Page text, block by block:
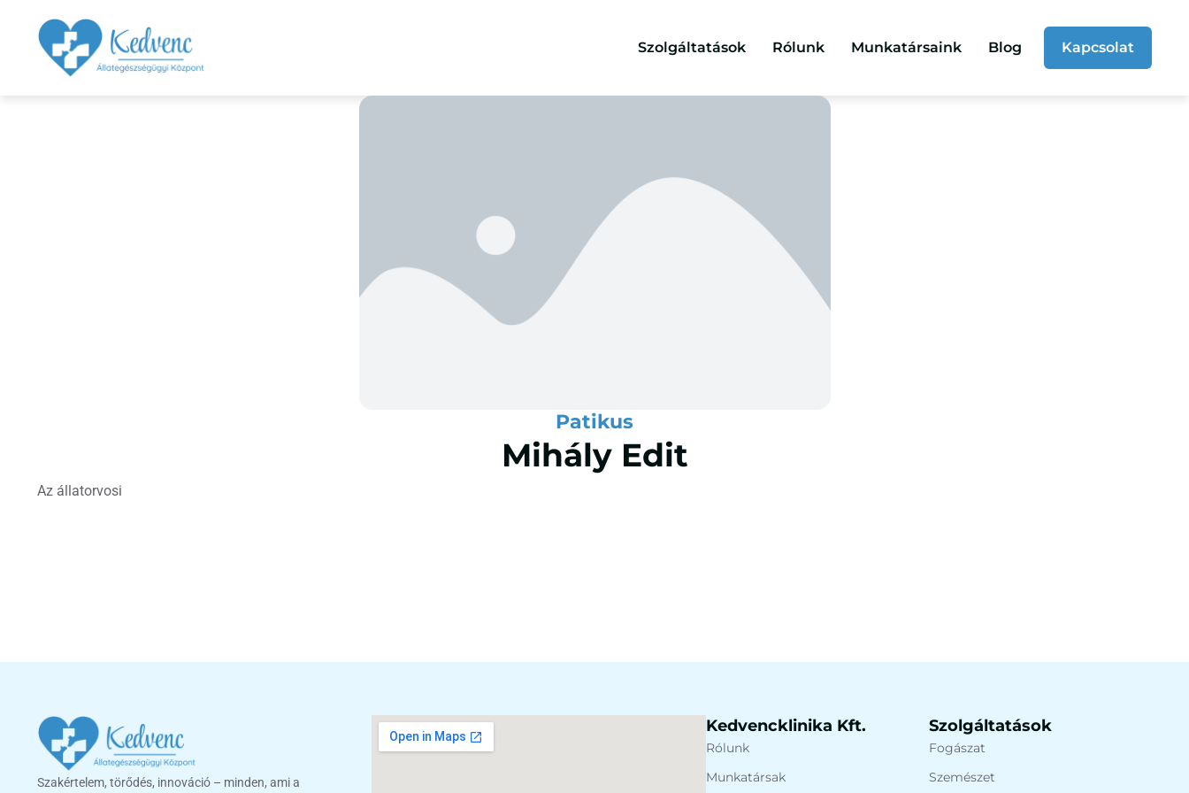
Szolgáltatások Rólunk Munkatársaink Blog Kapcsolat
Patikus
Mihály Edit
Az állatorvosi
Szakértelem, törődés, innováció – minden, ami a
Kedvencklinika Kft.
Rólunk
Munkatársak
Szolgáltatások
Fogászat
Szemészet